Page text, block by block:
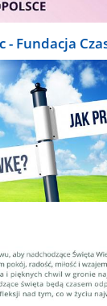
- Fundacja